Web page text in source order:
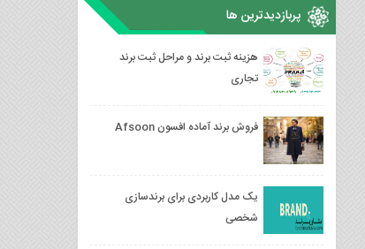
پربازدیدترین ها
هزینه ثبت برند و مراحل ثبت برند
تجاری
فروش برند آماده افسون Afsoon
یک مدل کاربردی برای برندسازی
شخصی